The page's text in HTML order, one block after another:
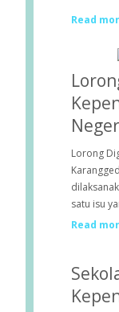
Read
Lorong
satu isu
Read